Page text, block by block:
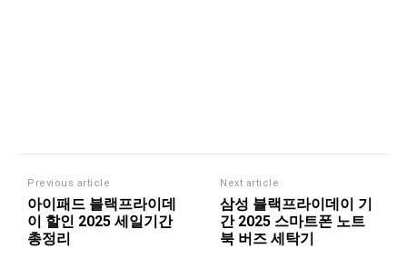
Previous article
아이패드 블랙프라이데
이 할인 2025 세일기간
총정리
Next article
삼성 블랙프라이데이 기
간 2025 스마트폰 노트
북 버즈 세탁기